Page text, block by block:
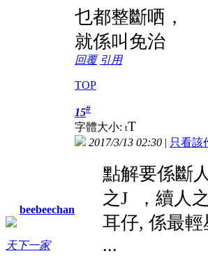
乜都整斷哂，
就係叫免治
回覆 引用
TOP
beebeechan
天下一家
15#
字體大小: tT
2017/3/13 02:30 | 只看該
點解要係斷
之J ，續人
耳仔, 係最
...